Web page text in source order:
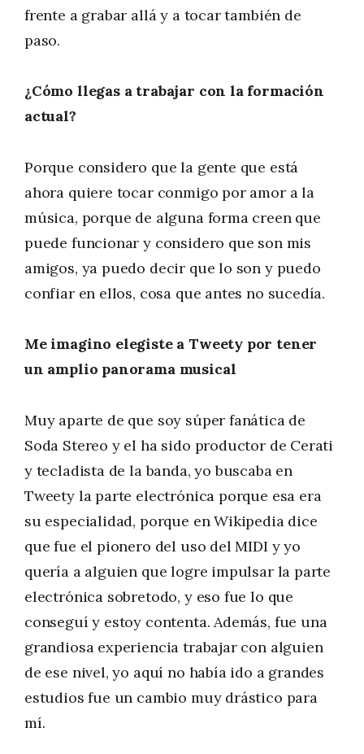
frente a grabar allá y a tocar también de
paso.
¿Cómo llegas a trabajar con la formación
actual?
Porque considero que la gente que está
ahora quiere tocar conmigo por amor a la
música, porque de alguna forma creen que
puede funcionar y considero que son mis
amigos, ya puedo decir que lo son y puedo
confiar en ellos, cosa que antes no sucedía.
Me imagino elegiste a Tweety por tener
un amplio panorama musical
Muy aparte de que soy súper fanática de
Soda Stereo y el ha sido productor de Cerati
y tecladista de la banda, yo buscaba en
Tweety la parte electrónica porque esa era
su especialidad, porque en Wikipedia dice
que fue el pionero del uso del MIDI y yo
quería a alguien que logre impulsar la parte
electrónica sobretodo, y eso fue lo que
conseguí y estoy contenta. Además, fue una
grandiosa experiencia trabajar con alguien
de ese nivel, yo aquí no había ido a grandes
estudios fue un cambio muy drástico para
mí.